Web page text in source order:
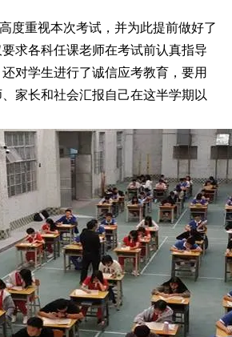
度重视本次考试，并为此提前做好了
求各科任课老师在考试前认真指导
对学生进行了诚信应考教育，要用
家长和社会汇报自己在这半学期以